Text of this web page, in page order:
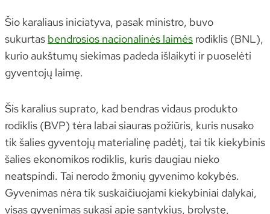
Šio karaliaus iniciatyva, pasak ministro, buvo
sukurtas bendrosios nacionalinės laimės rodiklis (BNL),
kurio aukštumų siekimas padeda išlaikyti ir puoselėti
gyventojų laimę.
Šis karalius suprato, kad bendras vidaus produkto
rodiklis (BVP) tėra labai siauras požiūris, kuris nusako
tik šalies gyventojų materialinę padėtį, tai tik kiekybinis
šalies ekonomikos rodiklis, kuris daugiau nieko
neatspindi. Tai nerodo žmonių gyvenimo kokybės.
Gyvenimas nėra tik suskaičiuojami kiekybiniai dalykai,
visas gyvenimas sukasi apie santykius, brolystę,